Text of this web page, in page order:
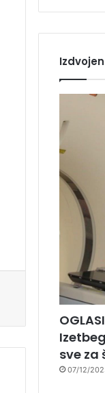
sve za
07/12/